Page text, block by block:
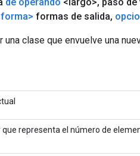
formas de salida,
clase que envuelve una
que representa el número de